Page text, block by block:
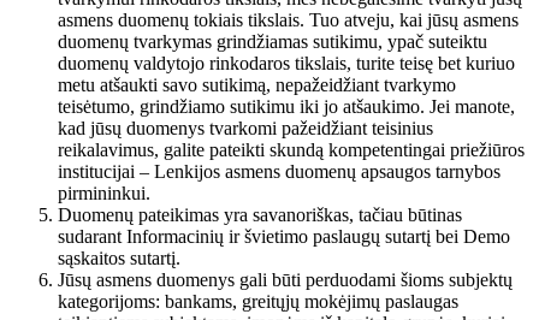
asmens duomenų tokiais tikslais. Tuo atveju, kai jūsų asmens
duomenų tvarkymas grindžiamas sutikimu, ypač suteiktu
duomenų valdytojo rinkodaros tikslais, turite teisę bet kuriuo
metu atšaukti savo sutikimą, nepažeidžiant tvarkymo
teisėtumo, grindžiamo sutikimu iki jo atšaukimo. Jei manote,
kad jūsų duomenys tvarkomi pažeidžiant teisinius
reikalavimus, galite pateikti skundą kompetentingai priežiūros
institucijai – Lenkijos asmens duomenų apsaugos tarnybos
pirmininkui.
Duomenų pateikimas yra savanoriškas, tačiau būtinas
sudarant Informacinių ir švietimo paslaugų sutartį bei Demo
sąskaitos sutartį.
Jūsų asmens duomenys gali būti perduodami šioms subjektų
kategorijoms: bankams, greitųjų mokėjimų paslaugas